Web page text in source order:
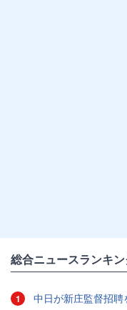
総合ニュースランキ
1 中日が新庄監督招聘